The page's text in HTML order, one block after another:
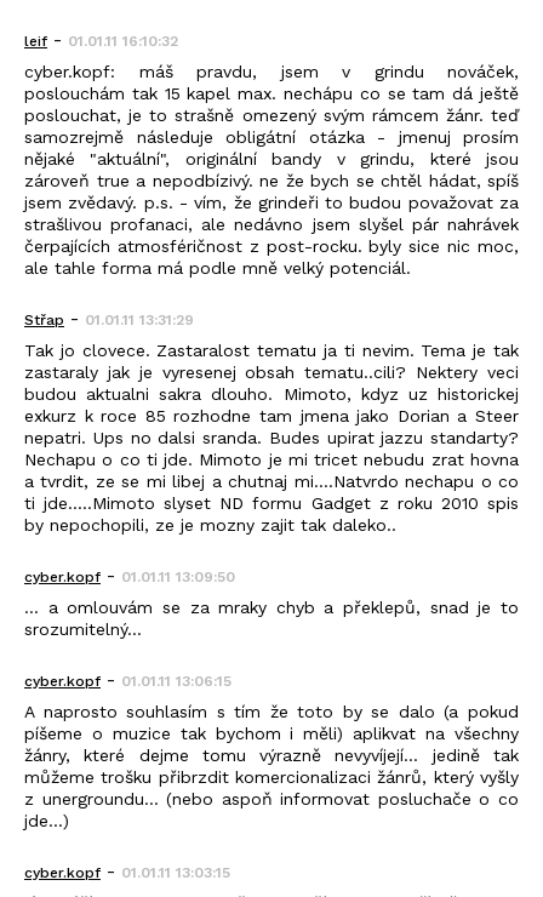
leif - 01.01.11 16:10:32
cyber.kopf: máš pravdu, jsem v grindu nováček,
poslouchám tak 15 kapel max. nechápu co se tam dá ještě
poslouchat, je to strašně omezený svým rámcem žánr. teď
samozrejmě následuje obligátní otázka - jmenuj prosím
nějaké "aktuální", originální bandy v grindu, které jsou
zároveň true a nepodbízivý. ne že bych se chtěl hádat, spíš
jsem zvědavý. p.s. - vím, že grindeři to budou považovat za
strašlivou profanaci, ale nedávno jsem slyšel pár nahrávek
čerpajících atmosféričnost z post-rocku. byly sice nic moc,
ale tahle forma má podle mně velký potenciál.
Střap - 01.01.11 13:31:29
Tak jo clovece. Zastaralost tematu ja ti nevim. Tema je tak
zastaraly jak je vyresenej obsah tematu..cili? Nektery veci
budou aktualni sakra dlouho. Mimoto, kdyz uz historickej
exkurz k roce 85 rozhodne tam jmena jako Dorian a Steer
nepatri. Ups no dalsi sranda. Budes upirat jazzu standarty?
Nechapu o co ti jde. Mimoto je mi tricet nebudu zrat hovna
a tvrdit, ze se mi libej a chutnaj mi....Natvrdo nechapu o co
ti jde.....Mimoto slyset ND formu Gadget z roku 2010 spis
by nepochopili, ze je mozny zajit tak daleko..
cyber.kopf - 01.01.11 13:09:50
... a omlouvám se za mraky chyb a překlepů, snad je to
srozumitelný...
cyber.kopf - 01.01.11 13:06:15
A naprosto souhlasím s tím že toto by se dalo (a pokud
píšeme o muzice tak bychom i měli) aplikvat na všechny
žánry, které dejme tomu výrazně nevyvíjejí... jedině tak
můžeme trošku přibrzdit komercionalizaci žánrů, který vyšly
z unergroundu... (nebo aspoň informovat posluchače o co
jde...)
cyber.kopf - 01.01.11 13:03:15